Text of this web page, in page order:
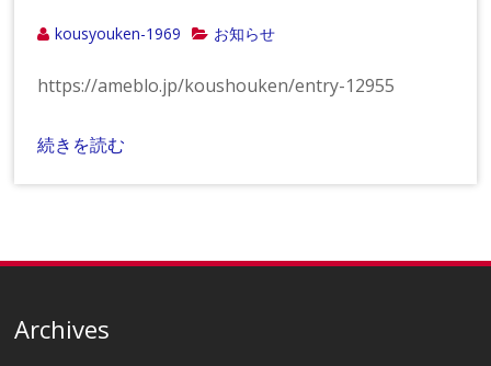
kousyouken-1969 お知らせ
https://ameblo.jp/koushouken/entry-12955
続きを読む
Archives